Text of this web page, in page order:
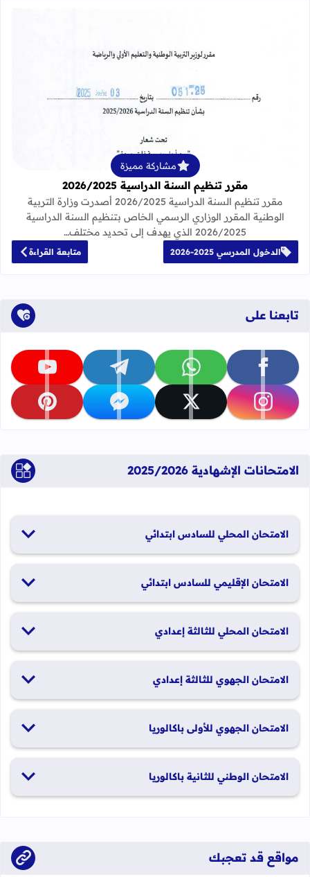
قراءة المزيد عن مقرر تنظيم السنة الدراسية
مشاركة مميزة
مقرر تنظيم السنة الدراسية 2026/2025
مقرر تنظيم السنة الدراسية 2026/2025 أصدرت وزارة التربية
الوطنية المقرر الوزاري الرسمي الخاص بتنظيم السنة الدراسية
2026/2025 الذي يهدف إلى تحديد مختلف…
الدخول المدرسي 2025-2026 متابعة القراءة
تابعنا على
تابعنا على facebook تابعنا على whatsapp تابعنا على telegram تابعنا على youtube
تابعنا على instagram تابعنا على x تابعنا على messenger تابعنا على pinterest
الامتحانات الإشهادية 2025/2026
الامتحان المحلي للسادس ابتدائي
الامتحان الإقليمي للسادس ابتدائي
الامتحان المحلي للثالثة إعدادي
الامتحان الجهوي للثالثة إعدادي
الامتحان الجهوي للأولى باكالوريا
2026
الامتحان الوطني للثانية باكالوريا
مواقع قد تعجبك